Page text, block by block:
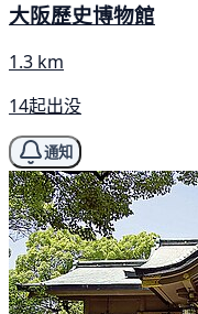
大阪歷史博物館
1.3 km
14起出没
通知